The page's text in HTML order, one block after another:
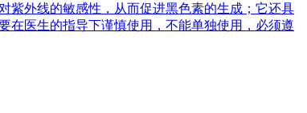
紫外线的敏感性，从而促进黑色素的生成；它还具
在医生的指导下谨慎使用，不能单独使用，必须遵